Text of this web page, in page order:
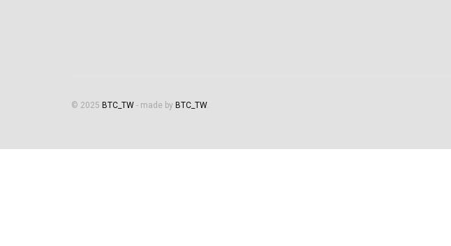
© 2025 BTC_TW - made by BTC_TW.